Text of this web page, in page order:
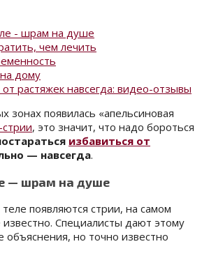
- шрам на душе
чем лечить
дому
от растяжек навсегда: видео-отзывы
зонах появилась «апельсиновая
, это значит, что надо бороться
избавиться от
— навсегда.
— шрам на душе
появляются стрии, на самом
Специалисты дают этому
но точно известно